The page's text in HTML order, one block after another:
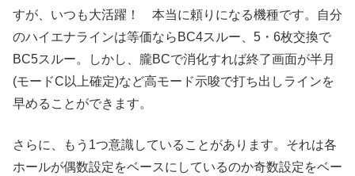
すが、いつも大活躍！ 本当に頼りになる機種です。自分
のハイエナラインは等価ならBC4スルー、5・6枚交換で
BC5スルー。しかし、朧BCで消化すれば終了画面が半月
(モードC以上確定)など高モード示唆で打ち出しラインを
早めることができます。
さらに、もう1つ意識していることがあります。それは各
ホールが偶数設定をベースにしているのか奇数設定をベー